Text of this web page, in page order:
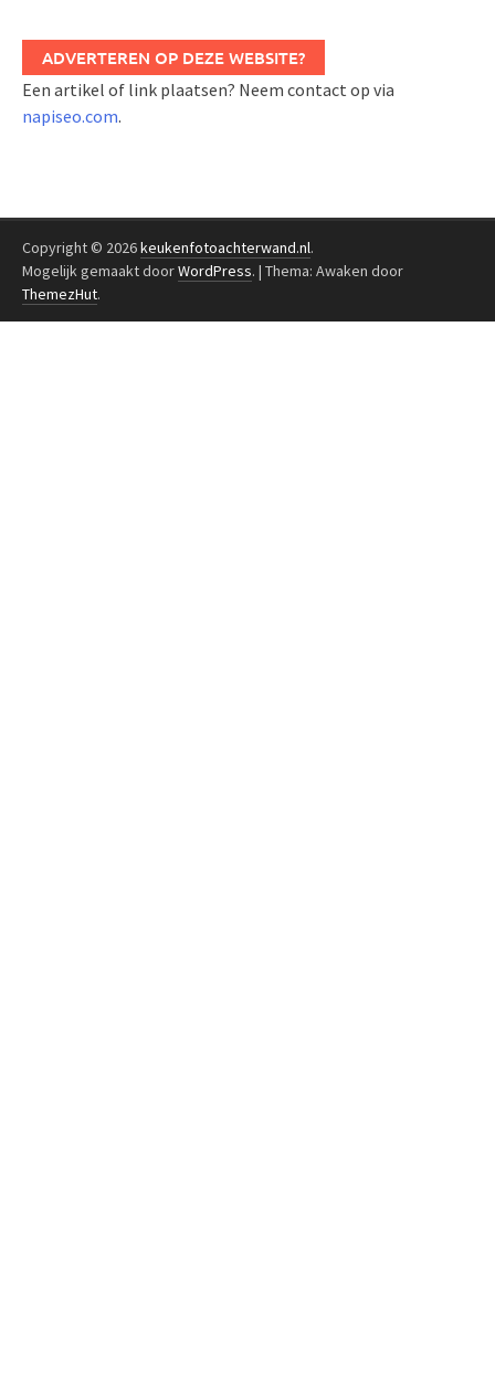
ADVERTEREN OP DEZE WEBSITE?
Een artikel of link plaatsen? Neem contact op via
napiseo.com.
Copyright © 2026keukenfotoachterwand.nl.
Mogelijk gemaakt doorWordPress. | Thema: Awaken door
ThemezHut.